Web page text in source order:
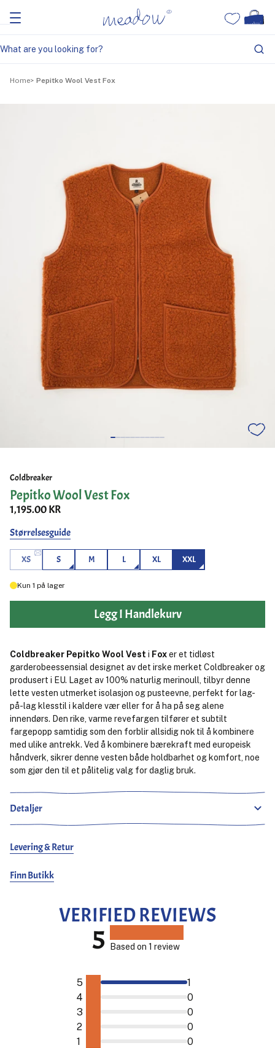
Home Pepitko Wool Vest Fox
Coldbreaker
Pepitko Wool Vest Fox
1,195.00 KR
Størrelsesguide
XS S M L XL XXL
Kun 1 på lager
Legg I Handlekurv
Coldbreaker Pepitko Wool Vest i Foxer et tidløst
garderobeessensial designet av det irske merket Coldbreaker og
produsert i EU. Laget av 100% naturlig merinoull, tilbyr denne
lette vesten utmerket isolasjon og pusteevne, perfekt for lag-
på-lag klesstil i kaldere vær eller for å ha på seg alene
innendørs. Den rike, varme revefargen tilfører et subtilt
fargepopp samtidig som den forblir allsidig nok til å kombinere
med ulike antrekk. Ved å kombinere bærekraft med europeisk
håndverk, sikrer denne vesten både holdbarhet og komfort, noe
som gjør den til et pålitelig valg for daglig bruk.
Detaljer
Levering & Retur
Finn Butikk
VERIFIED REVIEWS
5 Based on 1 review
5
1
4
0
3
0
2
0
1
0